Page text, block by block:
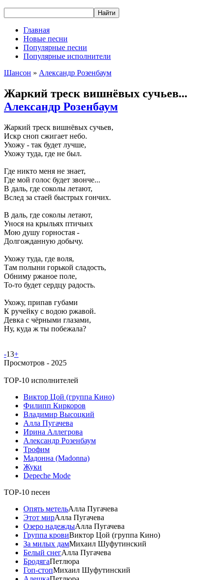
Главная
Новые песни
Популярные песни
Популярные исполнители
Шансон » Александр Розенбаум
Жаркий треск вишнёвых сучьев...
Александр Розенбаум
Жаркий треск вишнёвых сучьев,
Искр сноп сжигает небо.
Ухожу - так будет лучше,
Ухожу туда, где не был.
Где никто меня не знает,
Где мой голос будет звонче...
В даль, где соколы летают,
Вслед за стаей быстрых гончих.
В даль, где соколы летают,
Унося на крыльях птичьих
Мою душу горностая -
Долгожданную добычу.
Ухожу туда, где воля,
Там полыни горькой сладость,
Обниму ржаное поле,
То-то будет сердцу радость.
Ухожу, припав губами
К ручейку с водою ржавой.
Девка с чёрными глазами,
Ну, куда ж ты побежала?
-13+
Просмотров - 2025
TOP-10 исполнителей
Виктор Цой (группа Кино)
Филипп Киркоров
Владимир Высоцкий
Алла Пугачева
Ирина Аллегрова
Александр Розенбаум
Трофим
Мадонна (Madonna)
Жуки
Depeche Mode
TOP-10 песен
Опять метельАлла Пугачева
Этот мирАлла Пугачева
Озеро надеждыАлла Пугачева
Группа кровиВиктор Цой (группа Кино)
За милых дамМихаил Шуфутинский
Белый снегАлла Пугачева
БродягаПетлюра
Гоп-стопМихаил Шуфутинский